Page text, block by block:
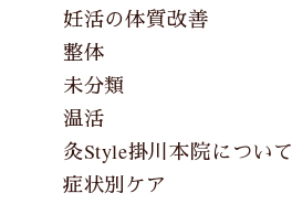
妊活の体質改善
整体
未分類
温活
灸Style掛川本院について
症状別ケア